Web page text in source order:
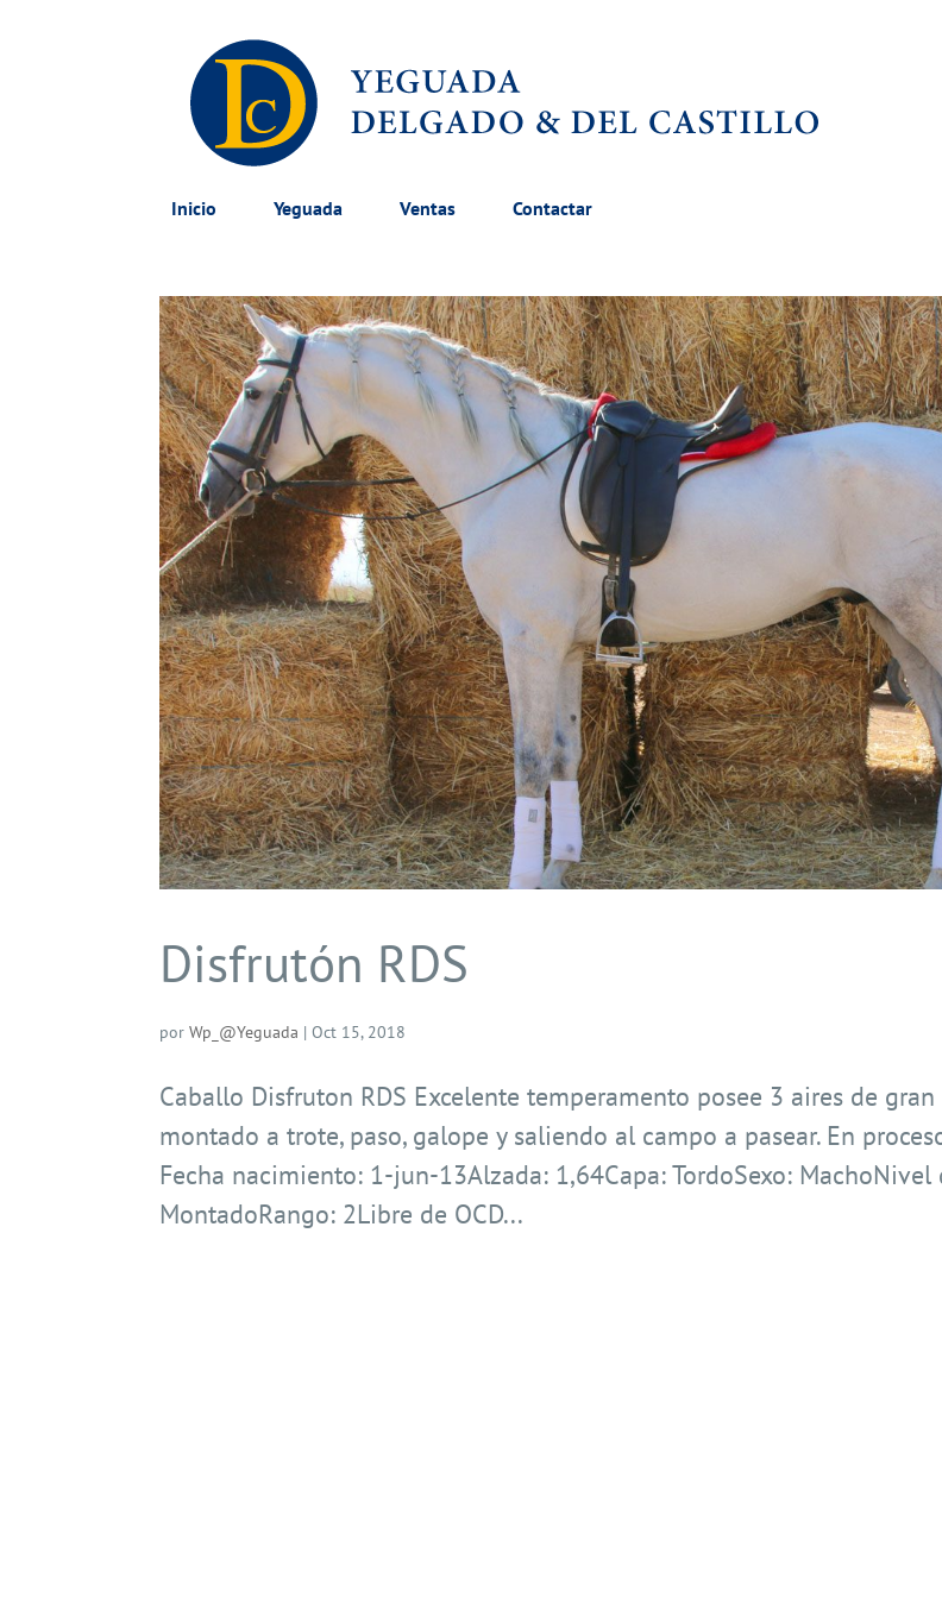
Inicio Yeguada Ventas Contactar
Disfrutón RDS
porWp_@Yeguada |Oct 15, 2018
Caballo Disfruton RDS Excelente temperamento posee 3 aires de gran
montado a trote, paso, galope y saliendo al campo a pasear. En
Fecha nacimiento: 1-jun-13Alzada: 1,64Capa: TordoSexo: MachoNivel
MontadoRango: 2Libre de OCD...